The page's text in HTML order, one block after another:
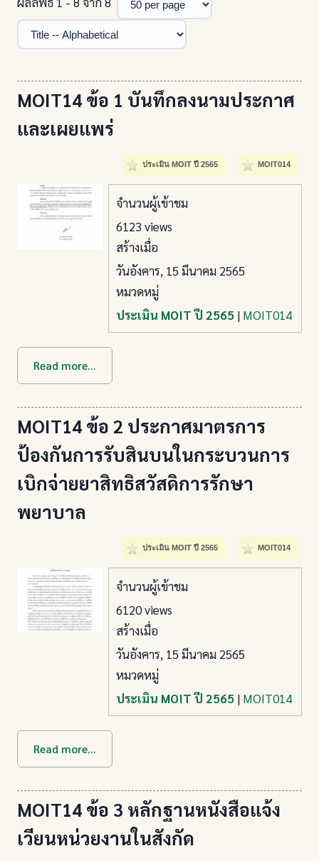
MOIT14 ข้อ 1 บันทึกลงนามประกาศ
และเผยแพร่
MOIT014
ประเมิน MOIT ปี 2565
จำนวนผู้เข้าชม
6123 views
สร้างเมื่อ
วันอังคาร, 15 มีนาคม 2565
หมวดหมู่
ประเมิน MOIT ปี 2565 | MOIT014
Read more...
MOIT14 ข้อ 2 ประกาศมาตรการ
ป้องกันการรับสินบนในกระบวนการ
เบิกจ่ายยาสิทธิสวัสดิการรักษา
พยาบาล
MOIT014
ประเมิน MOIT ปี 2565
จำนวนผู้เข้าชม
6120 views
สร้างเมื่อ
วันอังคาร, 15 มีนาคม 2565
หมวดหมู่
ประเมิน MOIT ปี 2565 | MOIT014
Read more...
MOIT14 ข้อ 3 หลักฐานหนังสือแจ้ง
เวียนหน่วยงานในสังกัด